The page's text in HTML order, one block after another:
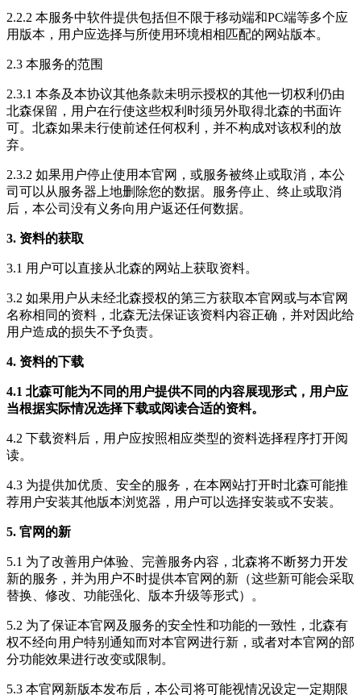
2.2.2 本服务中软件提供包括但不限于移动端和PC端等多个应
用版本，用户应选择与所使用环境相相匹配的网站版本。
2.3 本服务的范围
2.3.1 本条及本协议其他条款未明示授权的其他一切权利仍由
北森保留，用户在行使这些权利时须另外取得北森的书面许
可。北森如果未行使前述任何权利，并不构成对该权利的放
弃。
2.3.2 如果用户停止使用本官网，或服务被终止或取消，本公
司可以从服务器上地删除您的数据。服务停止、终止或取消
后，本公司没有义务向用户返还任何数据。
3. 资料的获取
3.1 用户可以直接从北森的网站上获取资料。
3.2 如果用户从未经北森授权的第三方获取本官网或与本官网
名称相同的资料，北森无法保证该资料内容正确，并对因此给
用户造成的损失不予负责。
4. 资料的下载
4.1 北森可能为不同的用户提供不同的内容展现形式，用户应
当根据实际情况选择下载或阅读合适的资料。
4.2 下载资料后，用户应按照相应类型的资料选择程序打开阅
读。
4.3 为提供加优质、安全的服务，在本网站打开时北森可能推
荐用户安装其他版本浏览器，用户可以选择安装或不安装。
5. 官网的新
5.1 为了改善用户体验、完善服务内容，北森将不断努力开发
新的服务，并为用户不时提供本官网的新（这些新可能会采取
替换、修改、功能强化、版本升级等形式）。
5.2 为了保证本官网及服务的安全性和功能的一致性，北森有
权不经向用户特别通知而对本官网进行新，或者对本官网的部
分功能效果进行改变或限制。
5.3 本官网新版本发布后，本公司将可能视情况设定一定期限